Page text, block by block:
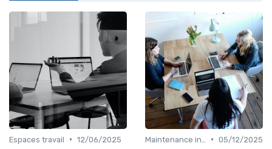
Espaces travail • 12/06/2025
• 05/12/2025